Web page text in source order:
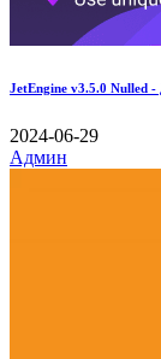
JetEngine v3.5.0 Nulled -
2024-06-29
Админ